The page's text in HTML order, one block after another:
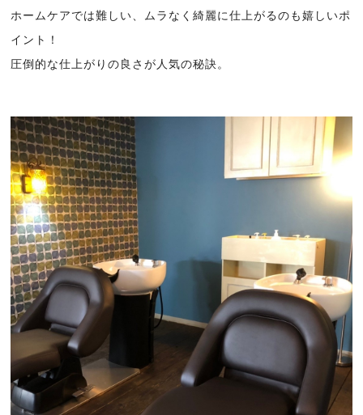
ホームケアでは難しい、ムラなく綺麗に仕上がるのも嬉しいポ
イント！
圧倒的な仕上がりの良さが人気の秘訣。